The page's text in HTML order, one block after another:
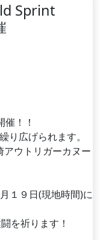
Sprint
！！
り広げられます。
アウトリガーカヌー
１９日(現地時間)に
を祈ります！